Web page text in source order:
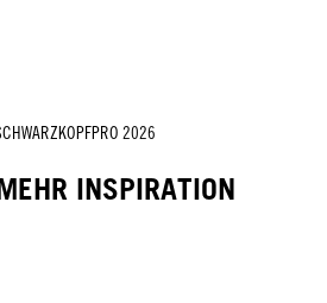
2026
INSPIRATION